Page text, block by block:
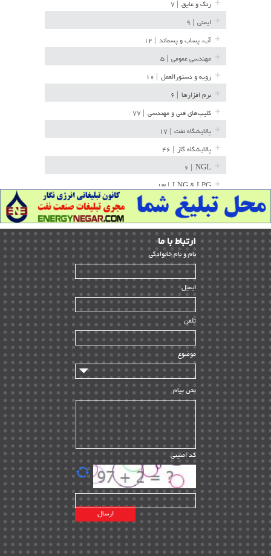
رنگ و عایق
ایمنی
آب، پساب و پسماند
مهندسی عمومی
رویه و دستورالعمل
نرم افزارها
کلیپ‌های فنی و مهندسی
پالایشگاه نفت
پالایشگاه گاز
NGL
LNG & LPG | ۱۳
خط لوله | ۳۶
مخازن ذخیره | ۱۵
پتروشیمی | ۱۴
بازرسی و QC | ۱۵
HSE | ۳۹
ساخت و نصب | ۱۲
راه اندازی | ۹
سازندگان و تامین کنندگان | ۱۰
تامین مالی و سرمایه گذاری | ۳۲
ماشین آلات
مدیریت پروژه
مدیریت دانش
مدیریت سازمانی و عمومی | ۲
تأمین کالا | ۱۳
EPC | ۲۰
پیمانکاران بین المللی | ۸
اطلاعات انرژی کشورها | ۱۴
پروژه های خارجی | ۱۵
نقشه های نفت و گاز خارجی | ۱۰
شرکت های نفتی | ۱۴
ارﺗﺒﺎط ﺑﺎ ما
ﻧﺎم و ﻧﺎم ﺧﺎﻧﻮادﮔﻰ
ایمیل
تلفن
موضوع
متن پیام
کد امنیتی